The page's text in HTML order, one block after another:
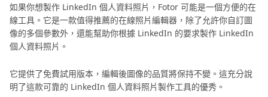
如果你想製作 LinkedIn 個人資料照片，Fotor 可能是一個方便的在
線工具。它是一款值得推薦的在線照片編輯器，除了允許你自訂圖
像的多個參數外，還能幫助你根據 LinkedIn 的要求製作 LinkedIn
個人資料照片。
它提供了免費試用版本，編輯後圖像的品質將保持不變。這充分說
明了這款可靠的 LinkedIn 個人資料照片製作工具的優秀。